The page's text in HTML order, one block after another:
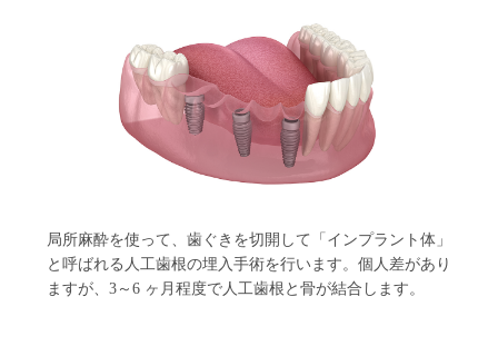
局所麻酔を使って、歯ぐきを切開して「インプラント体」
と呼ばれる人工歯根の埋入手術を行います。個人差があり
ますが、3～6 ヶ月程度で人工歯根と骨が結合します。